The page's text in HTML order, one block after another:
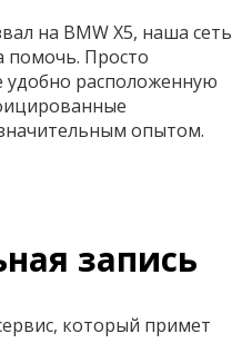
на BMW X5, наша сеть
помочь. Просто
удобно расположенную
опытом.
запись
который примет